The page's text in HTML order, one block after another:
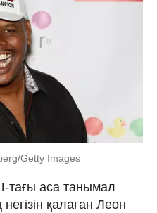
Getty Images
тағы аса танымал
қалаған Леон